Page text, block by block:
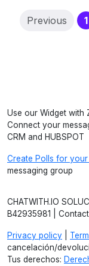
Previous 1
Use our Widget with
Connect your
CRM and HUBSPOT
Create Polls for your
messaging group
CHATWITH.IO
B42935981 |
Privacy policy
cancelación/
Tus derechos: